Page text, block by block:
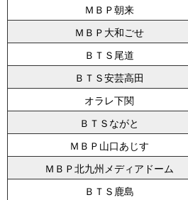
ＭＢＰ朝来
ＭＢＰ大和ごせ
ＢＴＳ尾道
ＢＴＳ安芸高田
オラレ下関
ＢＴＳながと
ＭＢＰ山口あじす
ＭＢＰ北九州メディアドーム
ＢＴＳ鹿島